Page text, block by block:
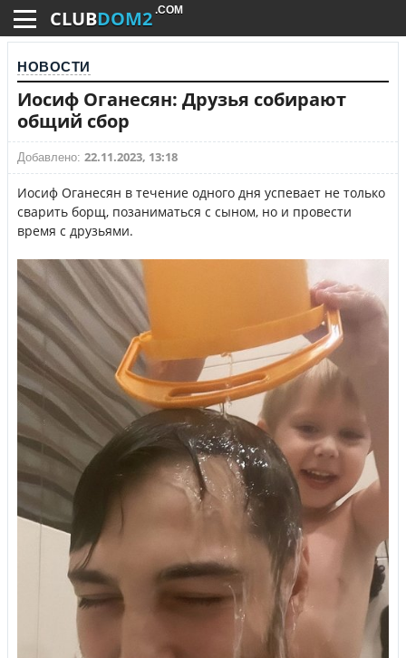
CLUBDOM2 .COM
НОВОСТИ
Иосиф Оганесян: Друзья собирают
общий сбор
Добавлено: 22.11.2023, 13:18
Иосиф Оганесян в течение одного дня успевает не только
сварить борщ, позаниматься с сыном, но и провести
время с друзьями.